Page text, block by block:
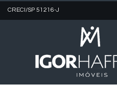
CRECI/SP 51216-J